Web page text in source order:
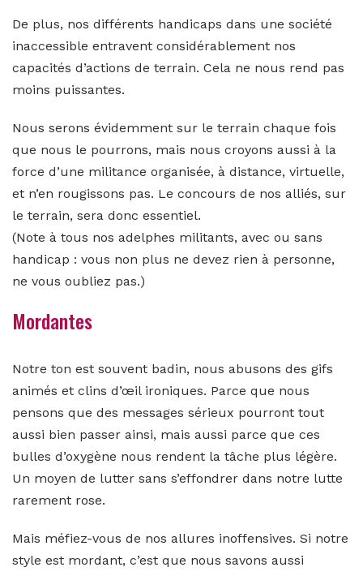
De plus, nos différents handicaps dans une société
inaccessible entravent considérablement nos
capacités d’actions de terrain. Cela ne nous rend pas
moins puissantes.
Nous serons évidemment sur le terrain chaque fois
que nous le pourrons, mais nous croyons aussi à la
force d’une militance organisée, à distance, virtuelle,
et n’en rougissons pas. Le concours de nos alliés, sur
le terrain, sera donc essentiel.
(Note à tous nos adelphes militants, avec ou sans
handicap : vous non plus ne devez rien à personne,
ne vous oubliez pas.)
Mordantes
Notre ton est souvent badin, nous abusons des gifs
animés et clins d’œil ironiques. Parce que nous
pensons que des messages sérieux pourront tout
aussi bien passer ainsi, mais aussi parce que ces
bulles d’oxygène nous rendent la tâche plus légère.
Un moyen de lutter sans s’effondrer dans notre lutte
rarement rose.
Mais méfiez-vous de nos allures inoffensives. Si notre
style est mordant, c’est que nous savons aussi